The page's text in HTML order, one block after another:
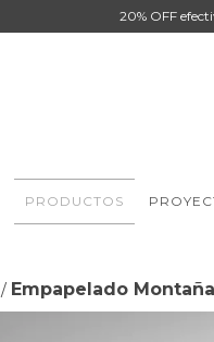
20% OFF
PRODUCTOS
/ Empapelado Montaña